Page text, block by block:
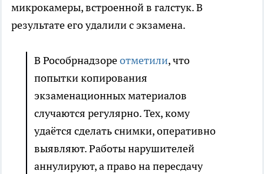
микрокамеры, встроенной в галстук. В
результате его удалили с экзамена.
В Рособрнадзореотметили, что
попытки копирования
экзаменационных материалов
случаются регулярно. Тех, кому
удаётся сделать снимки, оперативно
выявляют. Работы нарушителей
аннулируют, а право на пересдачу